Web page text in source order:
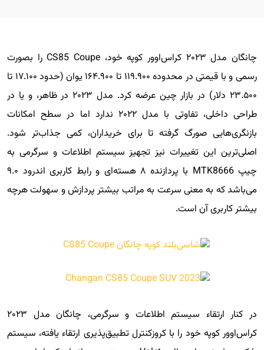
چانگان مدل ۲۰۲۳ کراس‌اوور کوپه خود، CS85 Coupe را بصورت
رسمی و با قیمتی در محدوده ۱۱۹.۹۰۰ تا ۱۶۴.۹۰۰ یوان (حدود ۱۷.۱۰۰ تا
۲۳.۵۰۰ دلار) در بازار چین عرضه کرد. مدل ۲۰۲۳ در ظاهر، و یا در
طراحی داخلی، تفاوتی با مدل ۲۰۲۲ ندارد اما در سطح امکانات
بازنگری‌هایی صورگ گرفته تا برای خریداران، کمی جذاب‌تر شود.
اصلی‌ترین این تغییرات نیز تجهیز سیستم اطلاعات و سرگرمی به
چیپ MTK8666 با پردازنده ۸ هسته‌ای و رابط کاربری اندرود ۹.۰
می‌باشد که به معنی سرعت به مراتب بیشتر پردازش و سهولت هرچه
بیشتر کاربری آن است.
در کنار ارتقاء سیستم اطلاعات و سرگرمی، چانگان مدل ۲۰۲۳
کراس‌اوور کوپه خود را با کروزکنترل تطبیق‌پذیری ارتقاء یافته، سیستم